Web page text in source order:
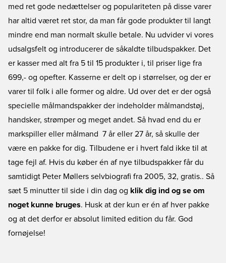
med ret gode nedættelser og populariteten på disse varer
har altid været ret stor, da man får gode produkter til langt
mindre end man normalt skulle betale. Nu udvider vi vores
udsalgsfelt og introducerer de såkaldte tilbudspakker. Det
er kasser med alt fra 5 til 15 produkter i, til priser lige fra
699,- og opefter. Kasserne er delt op i størrelser, og der er
varer til folk i alle former og aldre. Ud over det er der også
specielle målmandspakker der indeholder målmandstøj,
handsker, strømper og meget andet. Så hvad end du er
markspiller eller målmand  7 år eller 27 år, så skulle der
være en pakke for dig. Tilbudene er i hvert fald ikke til at
tage fejl af. Hvis du køber én af nye tilbudspakker får du
samtidigt Peter Møllers selvbiografi fra 2005, 32, gratis.. Så
sæt 5 minutter til side i din dag og klik dig ind og se om
noget kunne bruges. Husk at der kun er én af hver pakke
og at det derfor er absolut limited edition du får. God
fornøjelse!